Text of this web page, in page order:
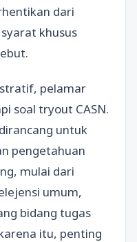
dari
khusus
pelamar
soal tryout CASN.
untuk
pengetahuan
mulai dari
umum,
bidang tugas
itu, penting